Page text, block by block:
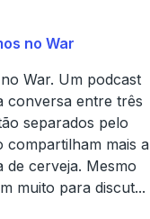
no War
War. Um podcast
conversa entre três
separados pelo
compartilham mais a
de cerveja. Mesmo
muito para discut...